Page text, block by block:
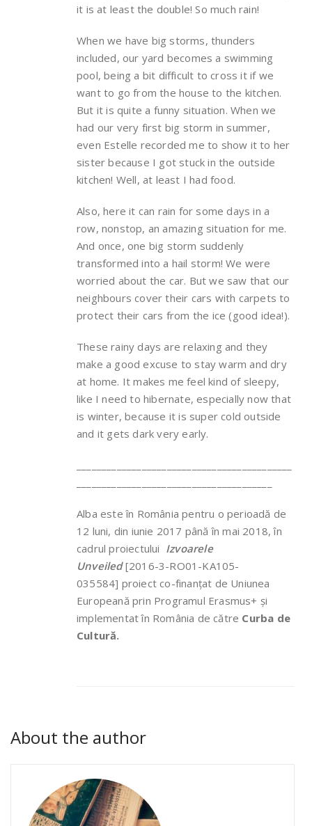
it is at least the double! So much rain!
When we have big storms, thunders
included, our yard becomes a swimming
pool, being a bit difficult to cross it if we
want to go from the house to the kitchen.
But it is quite a funny situation. When we
had our very first big storm in summer,
even Estelle recorded me to show it to her
sister because I got stuck in the outside
kitchen! Well, at least I had food.
Also, here it can rain for some days in a
row, nonstop, an amazing situation for me.
And once, one big storm suddenly
transformed into a hail storm! We were
worried about the car. But we saw that our
neighbours cover their cars with carpets to
protect their cars from the ice (good idea!).
These rainy days are relaxing and they
make a good excuse to stay warm and dry
at home. It makes me feel kind of sleepy,
like I need to hibernate, especially now that
is winter, because it is super cold outside
and it gets dark very early.
Alba este în România pentru o perioadă de
12 luni, din iunie 2017 până în mai 2018, în
cadrul proiectului Izvoarele
Unveiled[2016-3-RO01-KA105-
035584] proiect co-finanțat de Uniunea
Europeană prin Programul Erasmus+ și
implementat în România de către Curba de
Cultură.
About the author